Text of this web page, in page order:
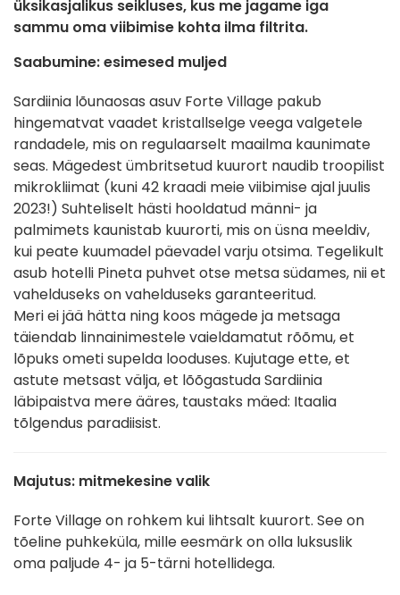
üksikasjalikus seikluses, kus me jagame iga
sammu oma viibimise kohta ilma filtrita.
Saabumine: esimesed muljed
Sardiinia lõunaosas asuv Forte Village pakub
hingematvat vaadet kristallselge veega valgetele
randadele, mis on regulaarselt maailma kaunimate
seas. Mägedest ümbritsetud kuurort naudib troopilist
mikrokliimat (kuni 42 kraadi meie viibimise ajal juulis
2023!) Suhteliselt hästi hooldatud männi- ja
palmimets kaunistab kuurorti, mis on üsna meeldiv,
kui peate kuumadel päevadel varju otsima. Tegelikult
asub hotelli Pineta puhvet otse metsa südames, nii et
vahelduseks on vahelduseks garanteeritud.
Meri ei jää hätta ning koos mägede ja metsaga
täiendab linnainimestele vaieldamatut rõõmu, et
lõpuks ometi supelda looduses. Kujutage ette, et
astute metsast välja, et lõõgastuda Sardiinia
läbipaistva mere ääres, taustaks mäed: Itaalia
tõlgendus paradiisist.
Majutus: mitmekesine valik
Forte Village on rohkem kui lihtsalt kuurort. See on
tõeline puhkeküla, mille eesmärk on olla luksuslik
oma paljude 4- ja 5-tärni hotellidega.